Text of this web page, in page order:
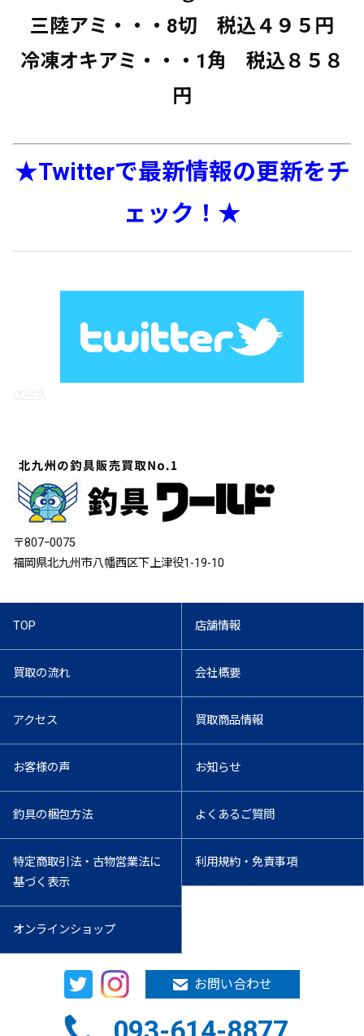
三陸アミ・・・8切 税込４９５円
冷凍オキアミ・・・1角 税込８５８
円
★Twitterで最新情報の更新をチ
ェック！★
〒807ｰ0075
福岡県北九州市八幡西区下上津役1-19-10
TOP 店舗情報
買取の流れ 会社概要
アクセス 買取商品情報
お客様の声 お知らせ
釣具の梱包方法 よくあるご質問
特定商取引法・古物営業法に
基づく表示
利用規約・免責事項
オンラインショップ
お問い合わせ